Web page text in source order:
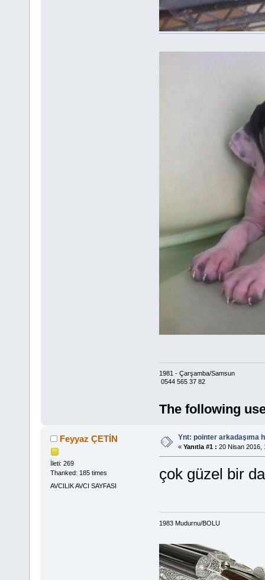
1981 - Çarşamba/Samsun
0544 565 37 82
The following
Feyyaz ÇETİN
İleti: 269
Thanked: 185 times
AVCILIK AVCI SAYFASI
Ynt: pointer arkadaşıma
« Yanıtla #1 : 20 Nisan 2016,
çok güzel bir
1983 Mudurnu/BOLU